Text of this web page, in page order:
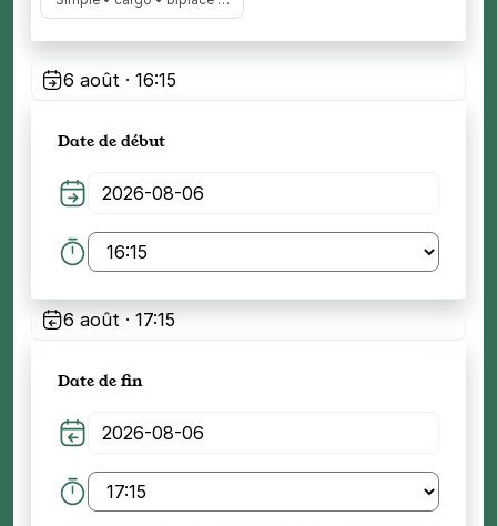
6 août · 16:15
Date de début
6 août · 17:15
Date de fin